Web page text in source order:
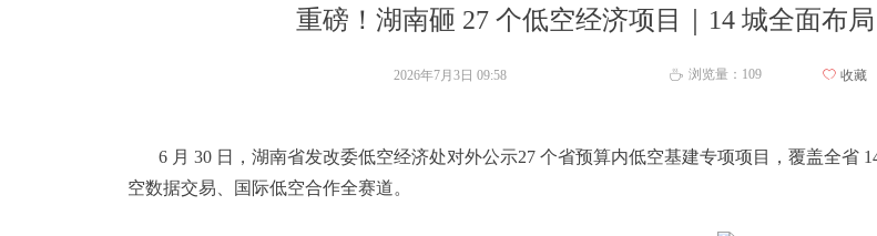
重磅！湖南砸 27 个低空经济项目｜14 城全面布
6 月 30 日，湖南省发改委低空经济处对外公示27 个省预算内低空基建专项项目，覆盖全省
空数据交易、国际低空合作全赛道。
2026年7月3日 09:58 ꄘ 浏览量： 109 ꄀ 收藏